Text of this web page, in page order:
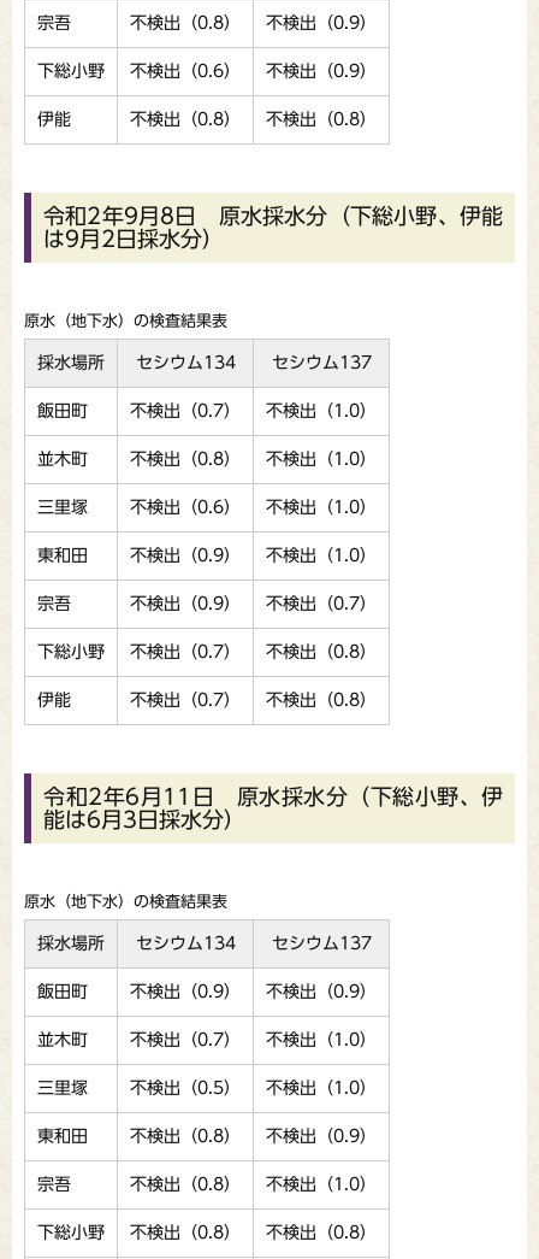
宗吾 不検出（0.8） 不検出（0.9）
下総小野 不検出（0.6） 不検出（0.9）
伊能 不検出（0.8） 不検出（0.8）
令和2年9月8日 原水採水分（下総小野、伊能
は9月2日採水分）
原水（地下水）の検査結果表
採水場所 セシウム134 セシウム137
飯田町 不検出（0.7） 不検出（1.0）
並木町 不検出（0.8） 不検出（1.0）
三里塚 不検出（0.6） 不検出（1.0）
東和田 不検出（0.9） 不検出（1.0）
宗吾 不検出（0.9） 不検出（0.7）
下総小野 不検出（0.7） 不検出（0.8）
伊能 不検出（0.7） 不検出（0.8）
令和2年6月11日 原水採水分（下総小野、伊
能は6月3日採水分）
原水（地下水）の検査結果表
採水場所 セシウム134 セシウム137
飯田町 不検出（0.9） 不検出（0.9）
並木町 不検出（0.7） 不検出（1.0）
三里塚 不検出（0.5） 不検出（1.0）
東和田 不検出（0.8） 不検出（0.9）
宗吾 不検出（0.8） 不検出（1.0）
下総小野 不検出（0.8） 不検出（0.8）